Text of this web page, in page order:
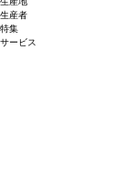
生産者
特集
サービス